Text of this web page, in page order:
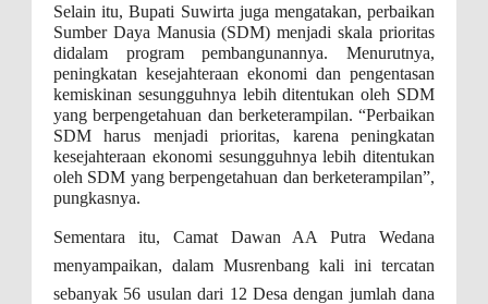
Selain itu, Bupati Suwirta juga mengatakan, perbaikan
Sumber Daya Manusia (SDM) menjadi skala prioritas
didalam program pembangunannya. Menurutnya,
peningkatan kesejahteraan ekonomi dan pengentasan
kemiskinan sesungguhnya lebih ditentukan oleh SDM
yang berpengetahuan dan berketerampilan. “Perbaikan
SDM harus menjadi prioritas, karena peningkatan
kesejahteraan ekonomi sesungguhnya lebih ditentukan
oleh SDM yang berpengetahuan dan berketerampilan”,
pungkasnya.
Sementara itu, Camat Dawan AA Putra Wedana
menyampaikan, dalam Musrenbang kali ini tercatan
sebanyak 56 usulan dari 12 Desa dengan jumlah dana